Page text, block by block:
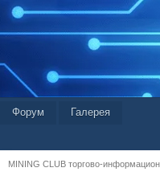
Форум Галерея
MINING CLUB торгово-